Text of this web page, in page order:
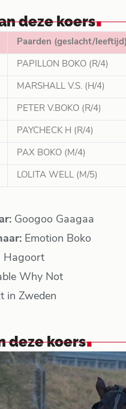
deze koers.
Paarden (geslacht/leeftijd)
PAPILLON BOKO (R/4)
MARSHALL V.S. (H/4)
PETER V.BOKO (R/4)
PAYCHECK H (R/4)
PAX BOKO (M/4)
LOLITA WELL (M/5)
Googoo Gaagaa
Emotion Boko
Hagoort
Why Not
in Zweden
deze koers.